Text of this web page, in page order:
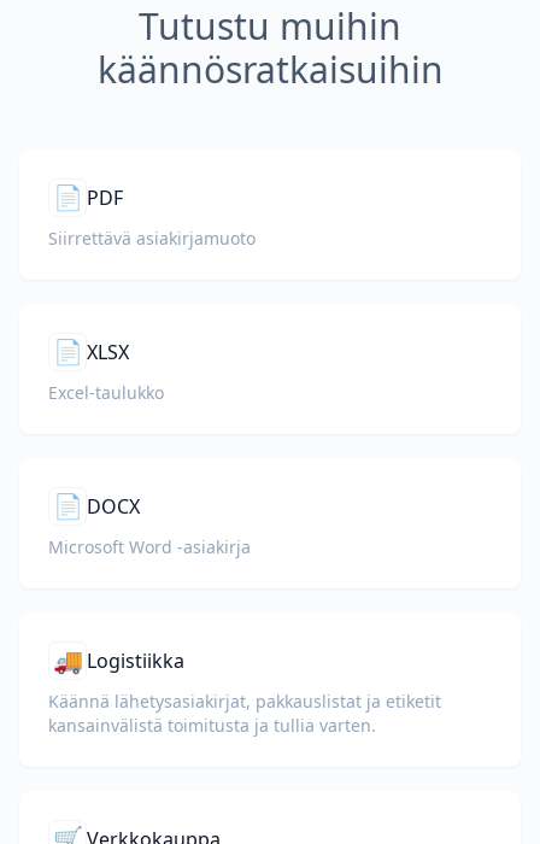
Tutustu muihin
käännösratkaisuihin
📄 PDF
Siirrettävä asiakirjamuoto
📄 XLSX
Excel-taulukko
📄 DOCX
Microsoft Word -asiakirja
🚚 Logistiikka
Käännä lähetysasiakirjat, pakkauslistat ja etiketit
kansainvälistä toimitusta ja tullia varten.